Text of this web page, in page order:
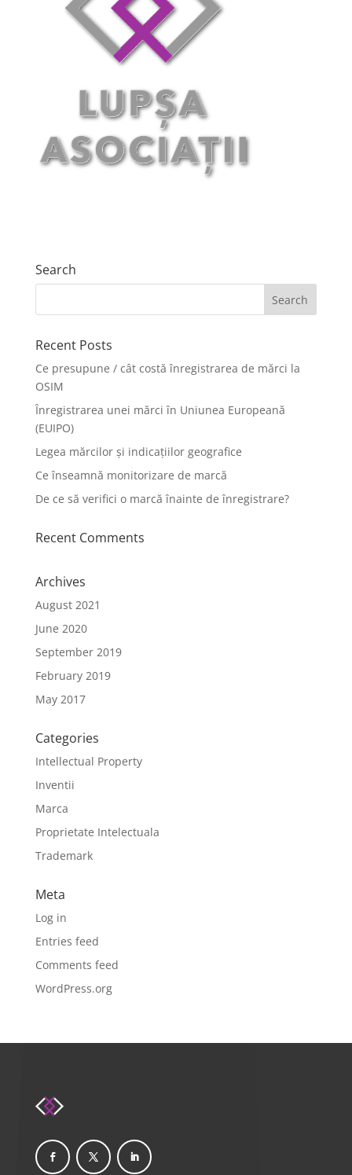
Search
Recent Posts
Ce presupune / cât costă înregistrarea de mărci la
OSIM
Înregistrarea unei mărci în Uniunea Europeană
(EUIPO)
Legea mărcilor și indicațiilor geografice
Ce înseamnă monitorizare de marcă
De ce să verifici o marcă înainte de înregistrare?
Recent Comments
Archives
August 2021
June 2020
September 2019
February 2019
May 2017
Categories
Intellectual Property
Inventii
Marca
Proprietate Intelectuala
Trademark
Meta
Log in
Entries feed
Comments feed
WordPress.org